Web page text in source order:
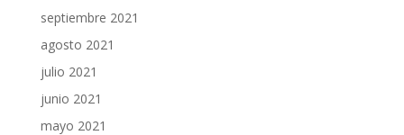
septiembre 2021
agosto 2021
julio 2021
junio 2021
mayo 2021